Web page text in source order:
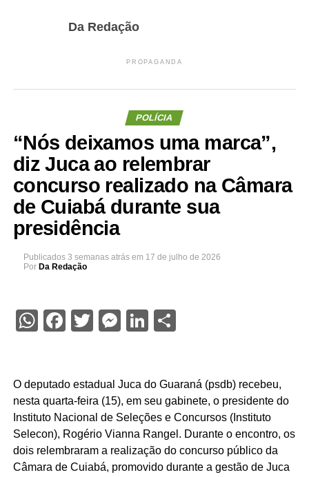
Da Redação
PROPAGANDA
POLÍCIA
“Nós deixamos uma marca”,
diz Juca ao relembrar
concurso realizado na Câmara
de Cuiabá durante sua
presidência
Publicados 3 semanas atrás em 17 de julho de 2026
Por Da Redação
WhatsApp
Facebook
TwitterMessenger
LinkedIn
O deputado estadual Juca do Guaraná (psdb) recebeu,
nesta quarta-feira (15), em seu gabinete, o presidente do
Instituto Nacional de Seleções e Concursos (Instituto
Selecon), Rogério Vianna Rangel. Durante o encontro, os
dois relembraram a realização do concurso público da
Câmara de Cuiabá, promovido durante a gestão de Juca